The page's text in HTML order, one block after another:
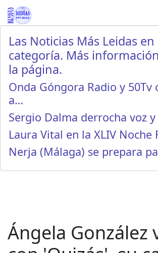
Las Noticias Más Leidas en
categoría. Más
la página.
Onda Góngora Radio y 50Tv
a…
Sergio Dalma derrocha voz
Laura Vital en la XLIV Noche
Nerja (Málaga) se prepara
Ángela González